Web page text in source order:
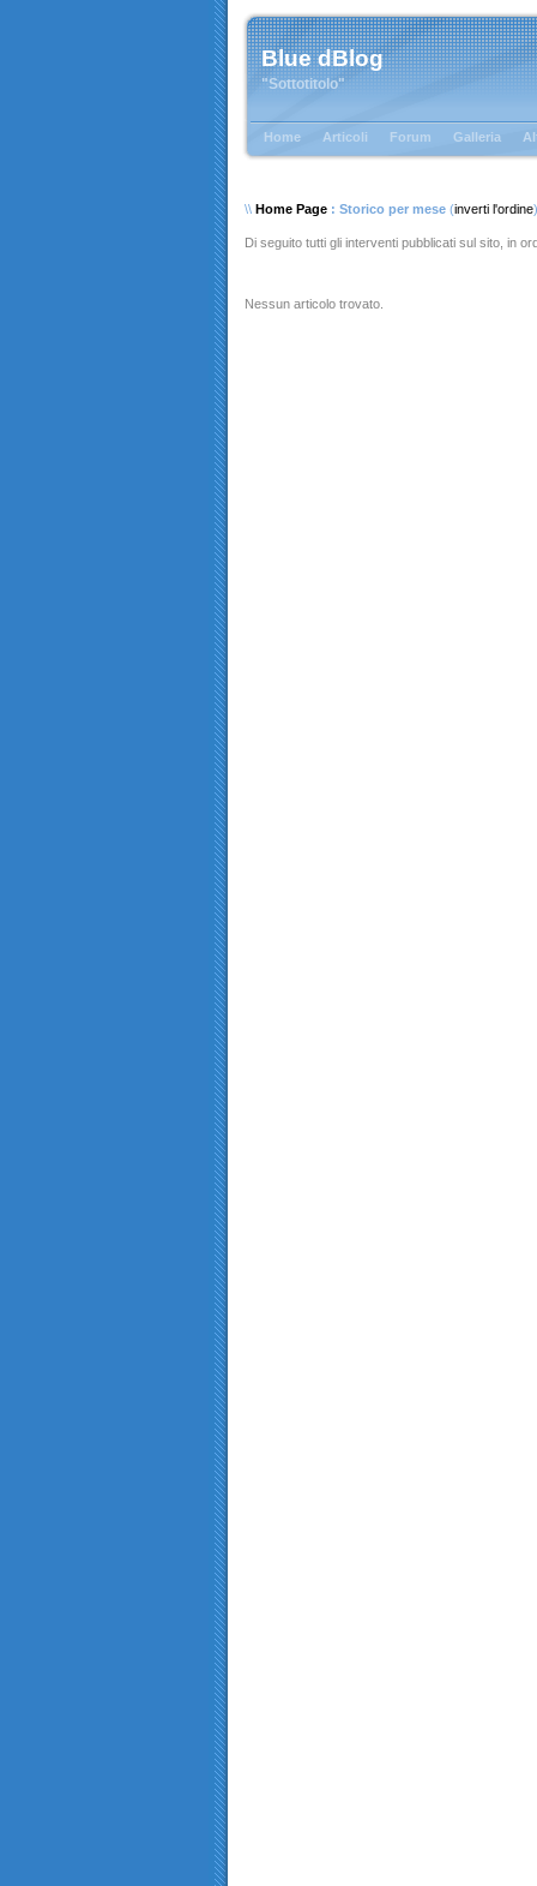
Blue dBlog
"Sottotitolo"
Home Articoli Forum Galleria
\\ Home Page : Storico per mese (inverti l'ordine)
Di seguito tutti gli interventi pubblicati sul sito, in
Nessun articolo trovato.